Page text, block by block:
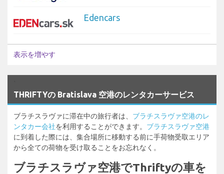
Edencars
表示を増やす
THRIFTYの Bratislava 空港のレンタカーサービス
ブラチスラヴァに滞在中の旅行者は、 ブラチスラヴァ空港のレ
ンタカー会社を利用することができます。 ブラチスラヴァ空港
に到着した際には、集合場所に移動する前に手荷物受取エリア
から全ての荷物を受け取ることをお忘れなく。
ブラチスラヴァ空港でThriftyの車を